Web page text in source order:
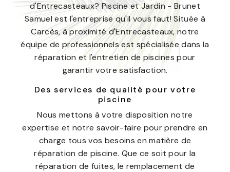
d'Entrecasteaux? Piscine et Jardin - Brunet
Samuel est l'entreprise qu'il vous faut! Située à
Carcès, à proximité d'Entrecasteaux, notre
équipe de professionnels est spécialisée dans la
réparation et l'entretien de piscines pour
garantir votre satisfaction.
Des services de qualité pour votre
piscine
Nous mettons à votre disposition notre
expertise et notre savoir-faire pour prendre en
charge tous vos besoins en matière de
réparation de piscine. Que ce soit pour la
réparation de fuites, le remplacement de